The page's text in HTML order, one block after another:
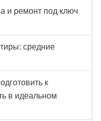
и ремонт под ключ
средние
к
в идеальном